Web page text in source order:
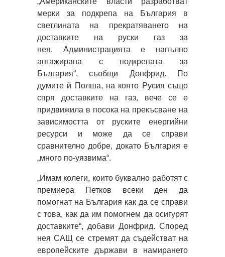
мерки за подкрепа на България в
светлината на прекратяването на
доставките на руски газ за
нея. Администрацията е напълно
ангажирана с подкрепата за
България“, съобщи Донфрид. По
думите й Полша, на която Русия също
спря доставките на газ, вече се е
придвижила в посока на прекъсване на
зависимостта от руските енергийни
ресурси и може да се справи
сравнително добре, докато България е
„много по-уязвима“.
„Имам колеги, които буквално работят с
премиера Петков всеки ден да
помогнат на България как да се справи
с това, как да им помогнем да осигурят
доставките“, добави Донфрид. Според
нея САЩ се стремят да съдействат на
европейските държави в намирането